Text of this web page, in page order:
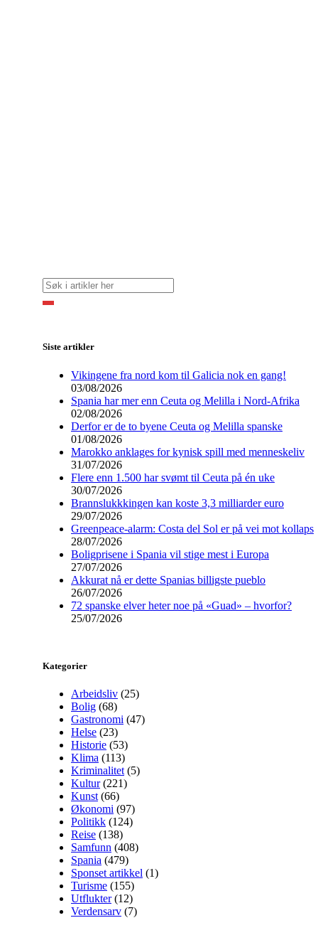
Siste artikler
Vikingene fra nord kom til Galicia nok en gang!
03/08/2026
Spania har mer enn Ceuta og Melilla i Nord-Afrika
02/08/2026
Derfor er de to byene Ceuta og Melilla spanske
01/08/2026
Marokko anklages for kynisk spill med menneskeliv
31/07/2026
Flere enn 1.500 har svømt til Ceuta på én uke
30/07/2026
Brannslukkkingen kan koste 3,3 milliarder euro
29/07/2026
Greenpeace-alarm: Costa del Sol er på vei mot kollaps
28/07/2026
Boligprisene i Spania vil stige mest i Europa
27/07/2026
Akkurat nå er dette Spanias billigste pueblo
26/07/2026
72 spanske elver heter noe på «Guad» – hvorfor?
25/07/2026
Kategorier
Arbeidsliv (25)
Bolig (68)
Gastronomi (47)
Helse (23)
Historie (53)
Klima (113)
Kriminalitet (5)
Kultur(221)
Kunst (66)
Økonomi (97)
Politikk (124)
Reise (138)
Samfunn (408)
Spania (479)
Sponset artikkel (1)
Turisme (155)
Utflukter(12)
Verdensarv (7)